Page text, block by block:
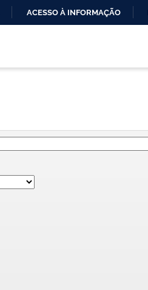
CONTEÚDO
ACESSO À INFORMAÇÃO